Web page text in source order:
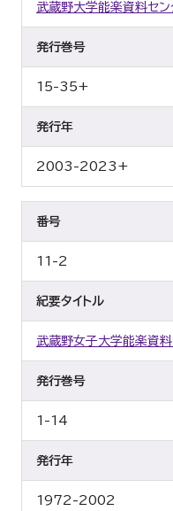
武蔵野大学能楽資料セン
発行巻号
15-35+
発行年
2003-2023+
番号
11-2
紀要タイトル
武蔵野女子大学能楽資料
発行巻号
1-14
発行年
1972-2002